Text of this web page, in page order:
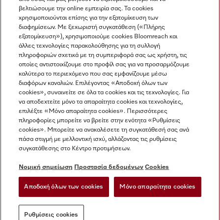
Η εταιρεία μας
Όροι και Προϋποθέσεις
Προστασία δεδομένων
Όροι Χρήσης
Δήλωση Προσβασιμότητας
Νόμος για τις ψηφιακές υπηρεσίες
Ρυθμίσεις cookies
Miele στο Instagram
Miele στο Facebook
Miele στο Youtube
βελτιώσουμε την online εμπειρία σας. Τα cookies
χρησιμοποιούνται επίσης για την εξατομίκευση των
διαφημίσεων. Με ξεχωριστή συγκατάθεση («Πλήρης
εξατομίκευση»), χρησιμοποιούμε cookies Bloomreach και
άλλες τεχνολογίες παρακολούθησης για τη συλλογή
πληροφοριών σχετικά με τη συμπεριφορά σας ως χρήστη, τις
οποίες αντιστοιχίζουμε στο προφίλ σας για να προσαρμόζουμε
καλύτερα το περιεχόμενο που σας εμφανίζουμε μέσω
διαφόρων καναλιών. Επιλέγοντας «Αποδοχή όλων των
cookies», συναινείτε σε όλα τα cookies και τις τεχνολογίες. Για
να αποδεχτείτε μόνο τα απαραίτητα cookies και τεχνολογίες,
επιλέξτε «Μόνο απαραίτητα cookies». Περισσότερες
πληροφορίες μπορείτε να βρείτε στην ενότητα «Ρυθμίσεις
cookies». Μπορείτε να ανακαλέσετε τη συγκατάθεσή σας ανά
πάσα στιγμή με μελλοντική ισχύ, αλλάζοντας τις ρυθμίσεις
συγκατάθεσης στο Κέντρο προτιμήσεων.
Νομική σημείωση Προστασία δεδομένων Cookies
Αποδοχή όλων των cookies Μόνο απαραίτητα cookies
Ρυθμίσεις cookies